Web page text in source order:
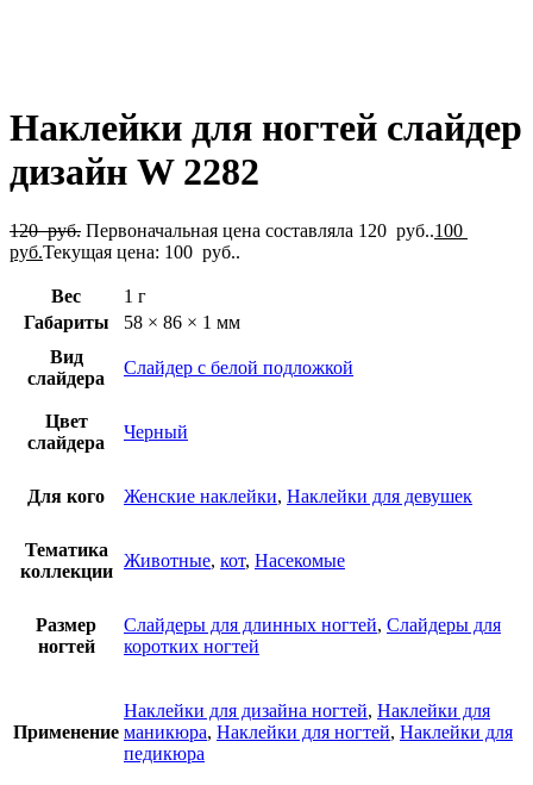
Наклейки для ногтей слайдер
дизайн W 2282
120руб. Первоначальная цена составляла 120 руб..100
руб.Текущая цена: 100 руб..
Вес
1 г
Габариты
58 × 86 × 1 мм
Вид
слайдера
Слайдер с белой подложкой
Цвет
слайдера
Черный
Для кого Женские наклейки, Наклейки для девушек
Тематика
коллекции
Животные, кот, Насекомые
Размер
ногтей
Слайдеры для длинных ногтей, Слайдеры для
коротких ногтей
Применение
Наклейки для дизайна ногтей, Наклейки для
маникюра, Наклейки для ногтей, Наклейки для
педикюра